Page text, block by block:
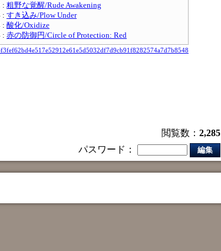
: 粗野な覚醒/Rude Awakening
: すき込み/Plow Under
: 酸化/Oxidize
: 赤の防御円/Circle of Protection: Red
閲覧数： 2,285
パスワード：
編集